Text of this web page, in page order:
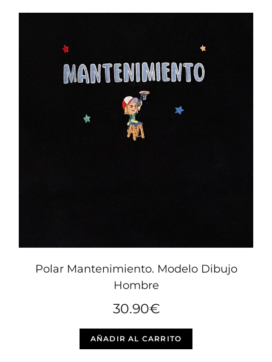
Polar Mantenimiento. Modelo Dibujo
Hombre
30.90€
AÑADIR AL CARRITO
Este